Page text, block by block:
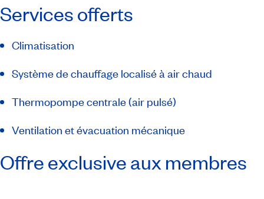
Services offerts
Climatisation
Système de chauffage localisé à air chaud
Thermopompe centrale (air pulsé)
Ventilation et évacuation mécanique
Offre exclusive aux membres